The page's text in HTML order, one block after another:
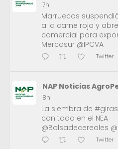
7h
Marruecos
a la carne roja y
comercial para
Mercosur @IPCVA
Twitter
NAP Noticias
8h
La siembra de
con todo en el NEA
@Bolsadecereales
Twitter